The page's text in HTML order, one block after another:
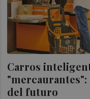
Carros
del futuro